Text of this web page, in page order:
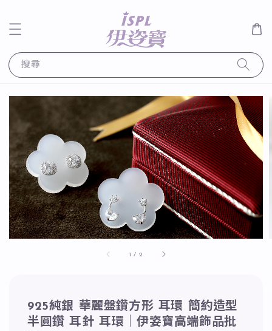
搜尋
1 / 2
925純銀 華麗盤鑽方形 耳環 簡約造型
半圓鑽 耳針 耳環｜伊姿寶高端飾品批